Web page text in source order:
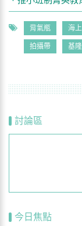
背氣瓶 海
拍攝帶 基隆
討論區
今日焦點